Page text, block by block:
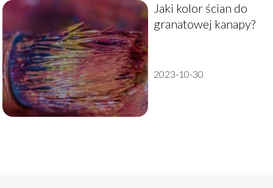
Jaki kolor ścian do
granatowej kanapy?
2023-10-30